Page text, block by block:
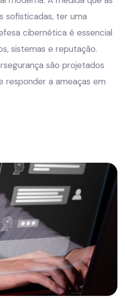
sofisticadas, ter uma
cibernética é essencial
sistemas e reputação.
são projetados
responder a ameaças em